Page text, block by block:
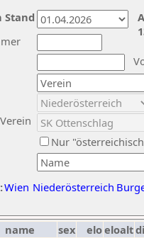
Nur
Wien Niederösterreich
Stand
name sex eloeloalt